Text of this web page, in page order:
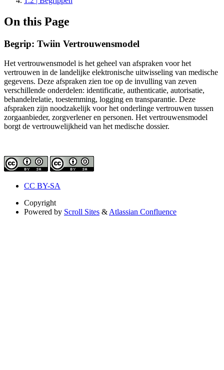
On this Page
Begrip: Twiin Vertrouwensmodel
Het vertrouwensmodel is het geheel van afspraken voor het
vertrouwen in de landelijke elektronische uitwisseling van medische
gegevens. Deze afspraken zien toe op de invulling van zeven
verschillende onderdelen: identificatie, authenticatie, autorisatie,
behandelrelatie, toestemming, logging en transparantie. Deze
afspraken zijn noodzakelijk voor het onderlinge vertrouwen tussen
zorgaanbieder, zorgverlener en personen. Het vertrouwensmodel
borgt de vertrouwelijkheid van het medische dossier.
CC BY-SA
Copyright
Powered by Scroll Sites & Atlassian Confluence